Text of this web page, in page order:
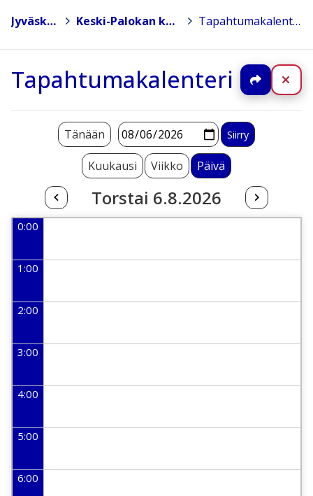
Jyväskylä > Keski-Palokan koulu > Tapahtumakalenteri
Tapahtumakalenteri Jaa
Kuukausi Viikko Päivä
Torstai 6.8.2026
Tänään
0:00
1:00
2:00
3:00
4:00
5:00
6:00